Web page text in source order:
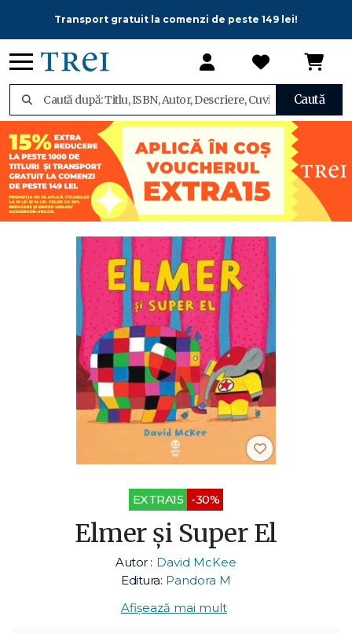
Transport gratuit la comenzi de peste 149 lei!
Caută
EXTRA15 -30%
Elmer și Super El
Autor : David McKee
Editura: Pandora M
Afișează mai mult